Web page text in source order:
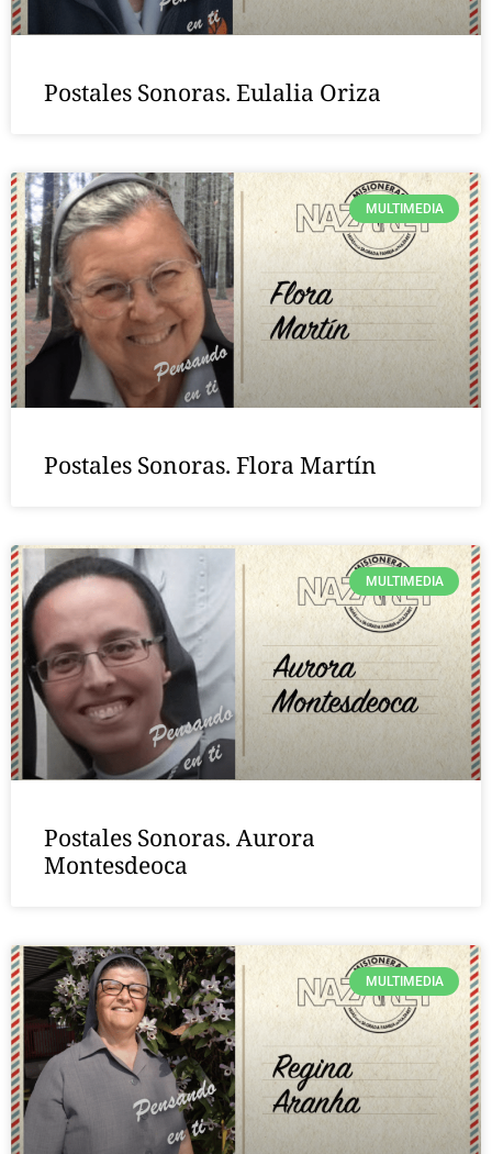
Postales Sonoras. Eulalia Oriza
MULTIMEDIA
Postales Sonoras. Flora Martín
MULTIMEDIA
Postales Sonoras. Aurora
Montesdeoca
MULTIMEDIA